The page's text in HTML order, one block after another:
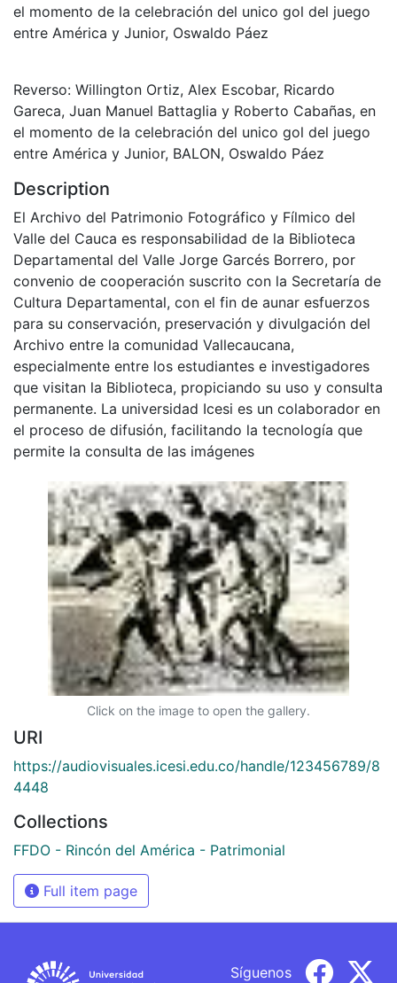
el momento de la celebración del unico gol del juego
entre América y Junior, Oswaldo Páez
Reverso: Willington Ortiz, Alex Escobar, Ricardo
Gareca, Juan Manuel Battaglia y Roberto Cabañas, en
el momento de la celebración del unico gol del juego
entre América y Junior, BALON, Oswaldo Páez
Description
El Archivo del Patrimonio Fotográfico y Fílmico del
Valle del Cauca es responsabilidad de la Biblioteca
Departamental del Valle Jorge Garcés Borrero, por
convenio de cooperación suscrito con la Secretaría de
Cultura Departamental, con el fin de aunar esfuerzos
para su conservación, preservación y divulgación del
Archivo entre la comunidad Vallecaucana,
especialmente entre los estudiantes e investigadores
que visitan la Biblioteca, propiciando su uso y consulta
permanente. La universidad Icesi es un colaborador en
el proceso de difusión, facilitando la tecnología que
permite la consulta de las imágenes
Click on the image to open the gallery.
URI
https://audiovisuales.icesi.edu.co/handle/123456789/8
4448
Collections
FFDO - Rincón del América - Patrimonial
Full item page
Síguenos